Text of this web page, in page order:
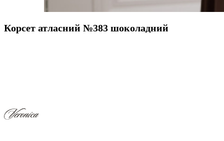
Корсет атласний №383 шоколадний